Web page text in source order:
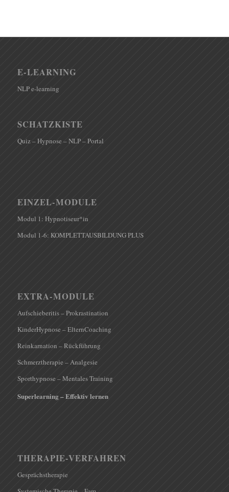
E-LEARNING
NLP e-learning
SCHATZKISTE
Quiz – Hypnose – NLP – Portal
EINZEL-MODULE
Modul 1: Hypnotiseur*in
Modul 1-6: KOMPLETTAUSBILDUNG PLUS
EXTRA-MODULE
Aufschieberitis – Prokrastination
KinderHypnose – ElternCoaching
Reinkarnation – Rückführung
Schmerztherapie – Analgesie
Sporthypnose – Mentales Training
Superlearning – Effektiv lernen
THERAPIE-VERFAHREN
Gesprächstherapie